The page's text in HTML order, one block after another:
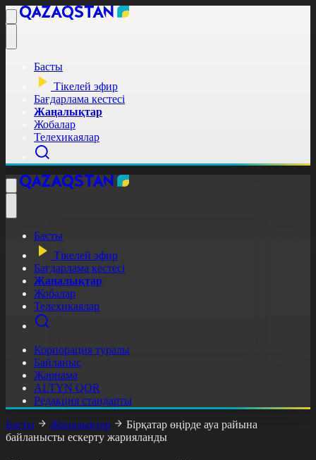
Басты
Тікелей эфир
Бағдарлама кестесі
Жаңалықтар
Жобалар
Телехикаялар
Басты
Тікелей эфир
Бағдарлама кестесі
Жаңалықтар
Жобалар
Телехикаялар
Корпорация туралы
Байланыс
Жарнама
ALTYN QOR
Редакция стандарты
Басты
Жаңалықтар
Бірқатар өңірде ауа райына
байланысты ескерту жарияланды